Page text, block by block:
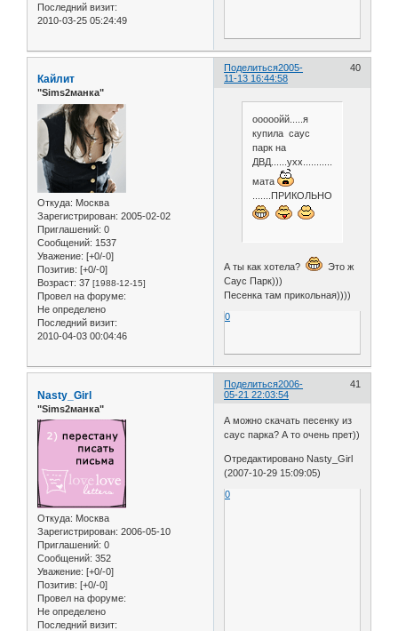
Последний визит:
2010-03-25 05:24:49
Поделиться 40
2005-
11-13 16:44:58
Кайлит
"Sims2манка"
Откуда: Москва
Зарегистрирован: 2005-02-02
Приглашений: 0
Сообщений: 1537
Уважение: [+0/-0]
Позитив: [+0/-0]
Возраст: 37 [1988-12-15]
Провел на форуме:
Не определено
Последний визит:
2010-04-03 00:04:46
ооооойй.....я
купила саус
парк на
ДВД......ухх...........скока
мата
.......ПРИКОЛЬНО!!!!!!!!!!!
А ты как хотела?
Это ж
Саус Парк)))
Песенка там прикольная))))
0
Поделиться 41
2006-
05-21 22:03:54
Nasty_Girl
"Sims2манка"
Откуда: Москва
Зарегистрирован: 2006-05-10
Приглашений: 0
Сообщений: 352
Уважение: [+0/-0]
Позитив: [+0/-0]
Провел на форуме:
Не определено
Последний визит:
А можно скачать песенку из
саус парка? А то очень прет))
Отредактировано Nasty_Girl
(2007-10-29 15:09:05)
0